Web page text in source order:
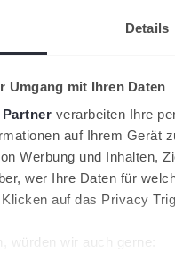
Details
Umgang mit Ihren Daten
Partner verarbeiten Ihre
auf Ihrem Gerät
Werbung und Inhalten,
wer Ihre Daten für
auf das Privacy
würden wir auch gerne: